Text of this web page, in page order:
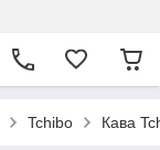
Tchibo Кава